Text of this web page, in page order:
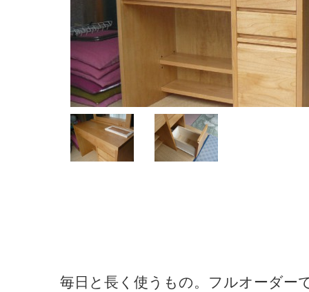
毎日と長く使うもの。フルオーダー